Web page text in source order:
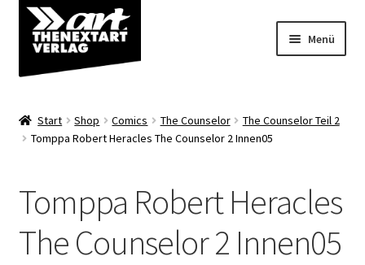
Zur
Navigation
springen
Zum
Inhalt
springen
Menü
Shop
Start Shop Comics The Counselor
The Counselor Teil 2
Tomppa Robert Heracles The Counselor 2 Innen05
Tomppa Robert Heracles
The Counselor 2 Innen05